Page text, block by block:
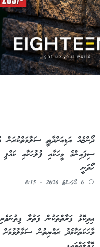
ދޯންޏެއް އަޑިއަށްދާތީ ސަލާމަތްކުރަން
ސިފައިންގެ މީހަކާއި ފުލުހަކާއި ކައްޕި
ހޯދަނީ
6 އޯގަސްޓު 2026 - 8:15
އިދިކޮޅު ފަރާތްތަކުން ފަތުރާ ފިތުނަވެރި
ވާހަކަތަކާމެދު ރައްޔިތުން